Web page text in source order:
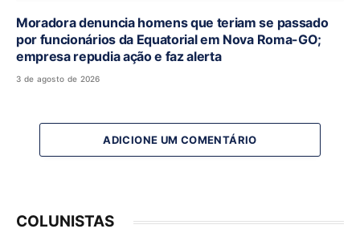
Moradora denuncia homens que teriam se passado
por funcionários da Equatorial em Nova Roma-GO;
empresa repudia ação e faz alerta
3 de agosto de 2026
ADICIONE UM COMENTÁRIO
COLUNISTAS